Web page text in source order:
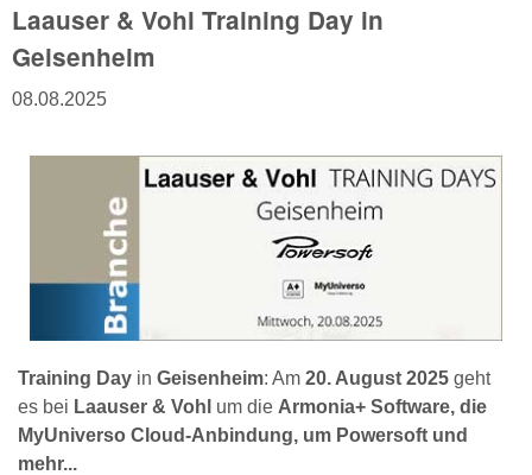
Laauser & Vohl Training Day in
Geisenheim
08.08.2025
Training Day in Geisenheim: Am 20. August 2025 geht
es bei Laauser & Vohl um die Armonia+ Software, die
MyUniverso Cloud-Anbindung, um Powersoft und
mehr...